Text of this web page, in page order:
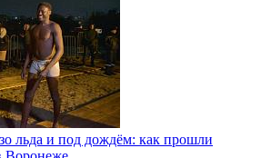
льда и под дождём: как прошли